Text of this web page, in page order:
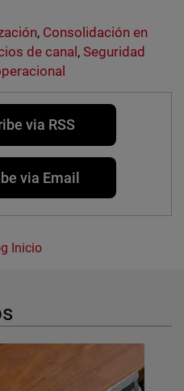
, Consolidación en
de canal ,Seguridad
via RSS
via Email
Inicio